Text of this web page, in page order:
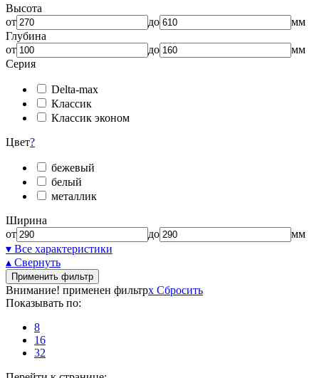
Высота
от
до
мм
Глубина
от
до
мм
Серия
Delta-max
Классик
Классик эконом
Цвет?
бежевый
белый
металлик
Ширина
от
до
мм
▾ Все характеристики
▴ Свернуть
Применить фильтр
Внимание! применен фильтрx Сбросить
Показывать по:
8
16
32